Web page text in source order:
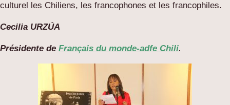
culturel les Chiliens, les francophones et les francophiles.
Cecilia URZÚA
Présidente de Français du monde-adfe Chili.